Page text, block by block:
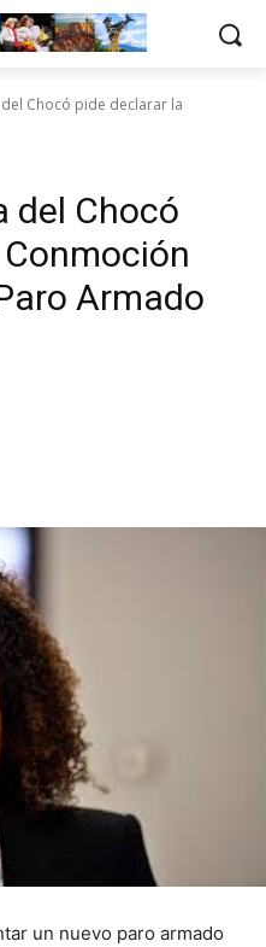
Chocó pide declarar la
del Chocó
Armado
un nuevo paro armado